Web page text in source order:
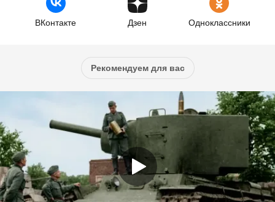
ВКонтакте Дзен Одноклассники
Рекомендуем для вас